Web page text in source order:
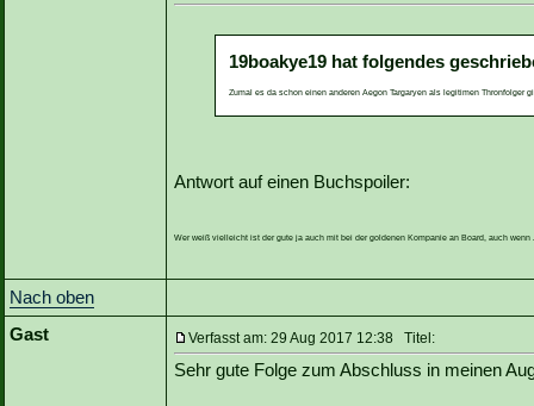
19boakye19 hat folgendes
Zumal es da schon einen anderen Aegon Targaryen als legitimen Thronfolger
Antwort auf einen Buchspoiler:
Wer weiß vielleicht ist der gute ja auch mit bei der goldenen Kompanie an Board, auch
Nach oben
Gast
Verfasst am: 29 Aug 2017 12:38 Titel:
Sehr gute Folge zum Abschluss in meinen